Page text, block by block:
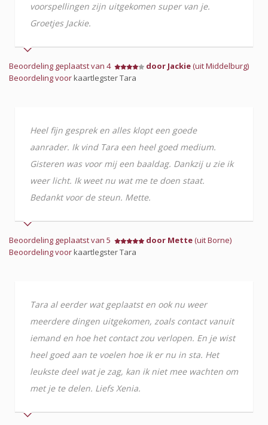
voorspellingen zijn uitgekomen super van je.
Groetjes Jackie.
Beoordeling geplaatst van 4 door Jackie(uit Middelburg)
Beoordeling voorkaartlegster Tara
Heel fijn gesprek en alles klopt een goede
aanrader. Ik vind Tara een heel goed medium.
Gisteren was voor mij een baaldag. Dankzij u zie ik
weer licht. Ik weet nu wat me te doen staat.
Bedankt voor de steun. Mette.
Beoordeling geplaatst van 5 door Mette(uit Borne)
Beoordeling voorkaartlegster Tara
Tara al eerder wat geplaatst en ook nu weer
meerdere dingen uitgekomen, zoals contact vanuit
iemand en hoe het contact zou verlopen. En je wist
heel goed aan te voelen hoe ik er nu in sta. Het
leukste deel wat je zag, kan ik niet mee wachten om
met je te delen. Liefs Xenia.